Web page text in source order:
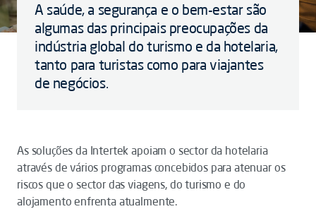
A saúde, a segurança e o bem-estar são
algumas das principais preocupações da
indústria global do turismo e da hotelaria,
tanto para turistas como para viajantes
de negócios.
As soluções da Intertek apoiam o sector da hotelaria
através de vários programas concebidos para atenuar os
riscos que o sector das viagens, do turismo e do
alojamento enfrenta atualmente.